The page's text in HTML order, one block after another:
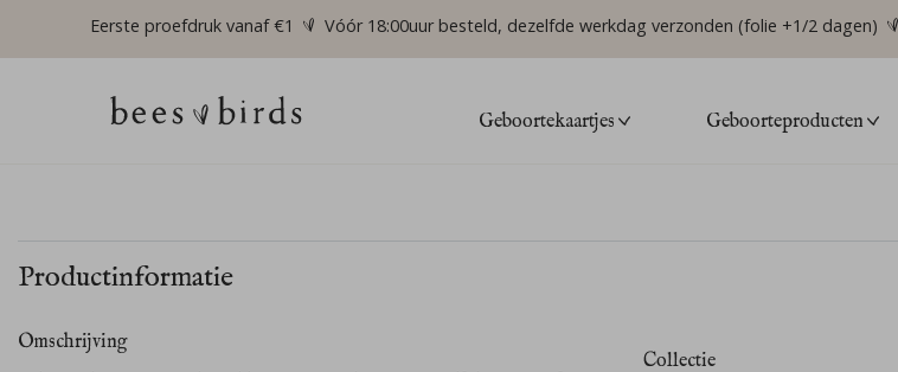
Eerste proefdruk vanaf €1 Vóór 18:00uur besteld, dezelfde werkdag verzonden (folie +1/2 dagen)
Geboortekaartjes Geboorteproducten
Productinformatie
Omschrijving
Collectie